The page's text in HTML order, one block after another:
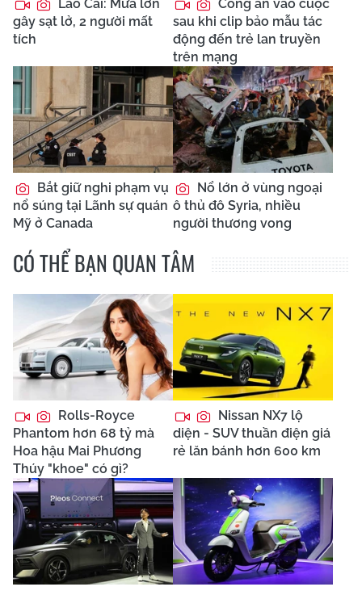
Lào Cai: Mưa lớn
gây sạt lở, 2 người mất
tích
Công an vào cuộc
sau khi clip bảo mẫu tác
động đến trẻ lan truyền
trên mạng
Bắt giữ nghi phạm vụ
nổ súng tại Lãnh sự quán
Mỹ ở Canada
Nổ lớn ở vùng ngoại
ô thủ đô Syria, nhiều
người thương vong
CÓ THỂ BẠN QUAN TÂM
Rolls-Royce
Phantom hơn 68 tỷ mà
Hoa hậu Mai Phương
Thúy "khoe" có gì?
Nissan NX7 lộ
diện - SUV thuần điện giá
rẻ lăn bánh hơn 600 km